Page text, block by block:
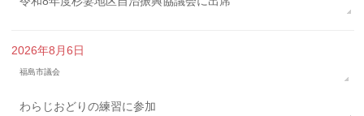
2026年8月6日
福島市議会
わらじおどりの練習に参加